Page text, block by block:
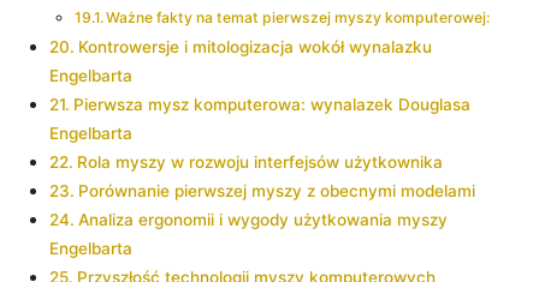
Ważne fakty na temat pierwszej myszy komputerowej:
Kontrowersje i mitologizacja wokół wynalazku
Engelbarta
Pierwsza mysz komputerowa: wynalazek⁤ Douglasa
Engelbarta
Rola myszy w rozwoju interfejsów​ użytkownika
Porównanie pierwszej myszy z obecnymi modelami
Analiza ergonomii i wygody użytkowania myszy
Engelbarta
Przyszłość technologii myszy komputerowych